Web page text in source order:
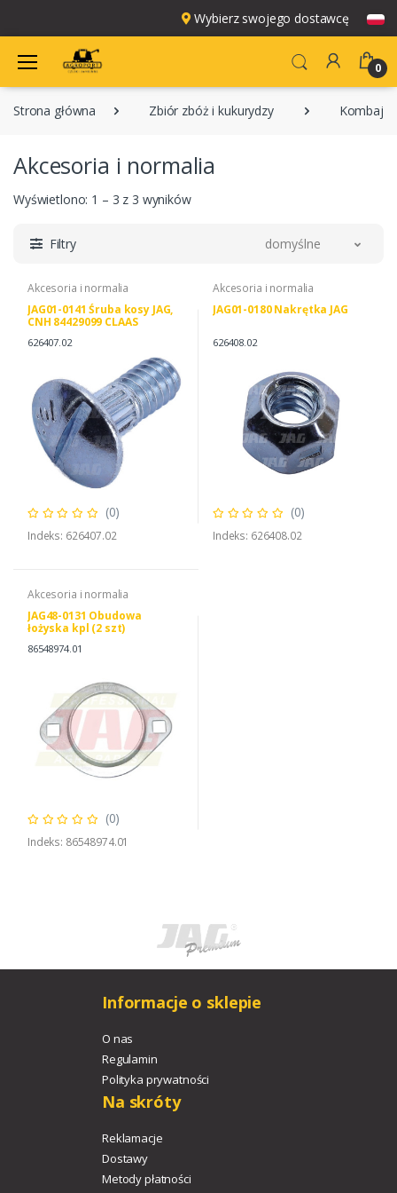
Wybierz swojego dostawcę
0
Strona główna Zbiór zbóż i kukurydzy
Akcesoria i normalia
Wyświetlono: 1 – 3 z 3 wyników
Filtry domyślne
Akcesoria i normalia
JAG01-0141 Śruba kosy JAG,
CNH 84429099 CLAAS
626407.02
(0)
Indeks: 626407.02
Akcesoria i normalia
JAG01-0180 Nakrętka JAG
626408.02
(0)
Indeks: 626408.02
Akcesoria i normalia
JAG48-0131 Obudowa
łożyska kpl (2 szt)
86548974.01
(0)
Indeks: 86548974.01
Informacje o sklepie
O nas
Regulamin
Polityka prywatności
Na skróty
Reklamacje
Dostawy
Metody płatności